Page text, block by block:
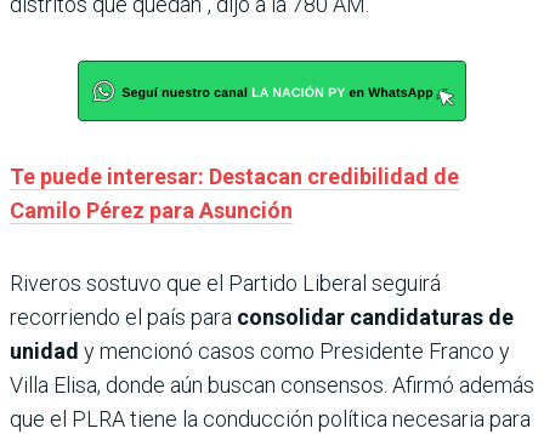
Te puede interesar: Destacan credibilidad de
Camilo Pérez para Asunción
Riveros sostuvo que el Partido Liberal seguirá
recorriendo el país para consolidar candidaturas de
unidad y mencionó casos como Presidente Franco y
Villa Elisa, donde aún buscan consensos. Afirmó además
que el PLRA tiene la conducción política necesaria para